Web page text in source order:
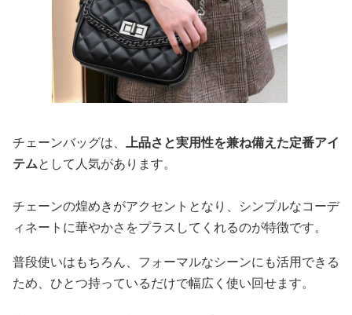
チェーンバッグは、 上品さと実用性を兼ね備えた定番アイ
テムとして人気があります。
チェーンの煌めきがアクセントとなり、シンプルなコーデ
ィネートに華やかさをプラスしてくれるのが特徴です。
普段使いはもちろん、フォーマルなシーンにも活用できる
ため、ひとつ持っているだけで幅広く使い回せます。